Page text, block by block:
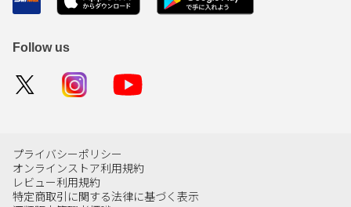
Follow us
プライバシーポリシー
オンラインストア利用規約
レビュー利用規約
特定商取引に関する法律に基づく表示